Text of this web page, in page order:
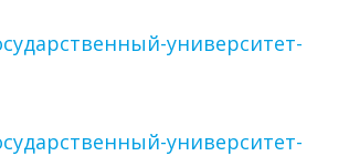
университет-
университет-